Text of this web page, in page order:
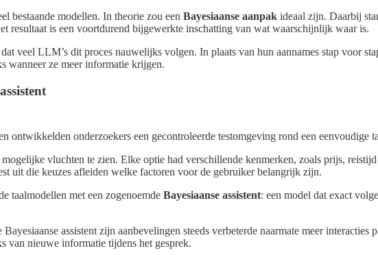
bestaande modellen. In theorie zou een Bayesiaanse aanpak ideaal zijn. Daarbij
resultaat is een voortdurend bijgewerkte inschatting van wat waarschijnlijk waar is.
veel LLM’s dit proces nauwelijks volgen. In plaats van hun aannames stap voor
wanneer ze meer informatie krijgen.
ontwikkelden onderzoekers een gecontroleerde testomgeving rond een eenvoudige
vluchten te zien. Elke optie had verschillende kenmerken, zoals prijs,
uit die keuzes afleiden welke factoren voor de gebruiker belangrijk zijn.
taalmodellen met een zogenoemde Bayesiaanse assistent: een model dat exact
assistent zijn aanbevelingen steeds verbeterde naarmate meer
van nieuwe informatie tijdens het gesprek.